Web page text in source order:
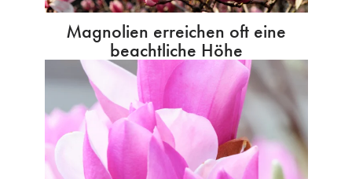
Magnolien erreichen oft eine
beachtliche Höhe